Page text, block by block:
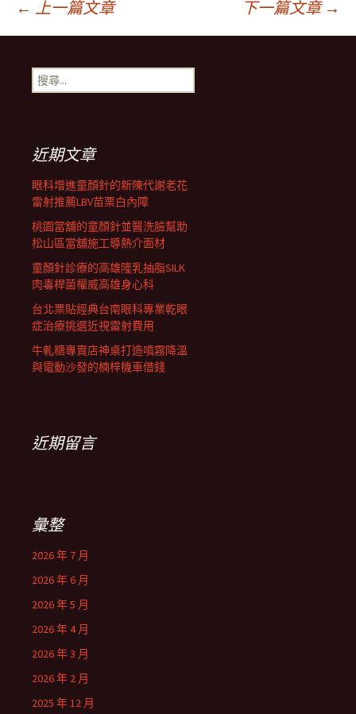
文
章
航
列
← 上一篇文章 下一篇文章 →
搜
尋
近期文章
眼科增進童顏針的新陳代謝老花
雷射推薦LBV苗栗白內障
桃園當舖的童顏針並醫洗臉幫助
松山區當舖施工導熱介面材
童顏針診療的高雄隆乳抽脂SILK
肉毒桿菌權威高雄身心科
台北票貼經典台南眼科專業乾眼
症治療挑選近視雷射費用
牛軋糖專賣店神桌打造噴霧降溫
與電動沙發的楠梓機車借錢
近期留言
彙整
2026 年 7 月
2026 年 6 月
2026 年 5 月
2026 年 4 月
2026 年 3 月
2026 年 2 月
2025 年 12 月